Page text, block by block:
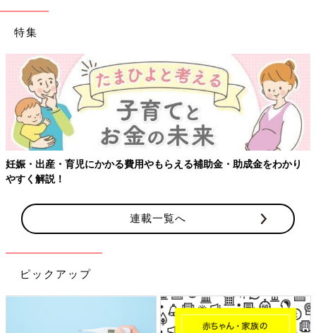
特集
り 【ワクチン接種できるものも】妊婦の感染症対策、知っておい
連載一覧へ
ピックアップ